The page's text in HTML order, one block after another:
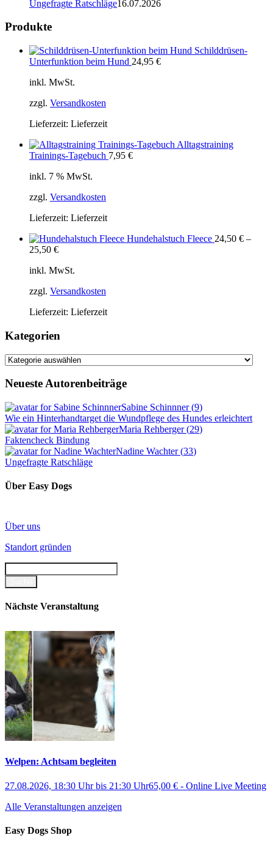
Ungefragte Ratschläge16.07.2026
Produkte
Schilddrüsen-
Unterfunktion beim Hund 24,95 €
inkl. MwSt.
zzgl. Versandkosten
Lieferzeit: Lieferzeit
Alltagstraining
Trainings-Tagebuch 7,95 €
inkl. 7 % MwSt.
zzgl. Versandkosten
Lieferzeit: Lieferzeit
Hundehalstuch Fleece 24,50 € –
25,50 €
inkl. MwSt.
zzgl. Versandkosten
Lieferzeit: Lieferzeit
Kategorien
Kategorien
Neueste Autorenbeiträge
Sabine Schinnner(9)
Wie ein Hinterhandtarget die Wundpflege des Hundes erleichtert
Maria Rehberger(29)
Faktencheck Bindung
Nadine Wachter(33)
Ungefragte Ratschläge
Über Easy Dogs
Über uns
Standort gründen
Nächste Veranstaltung
Welpen: Achtsam begleiten
27.08.2026, 18:30 Uhrbis 21:30 Uhr65,00 € - Online Live Meeting
Alle Veranstaltungen anzeigen
Easy Dogs Shop